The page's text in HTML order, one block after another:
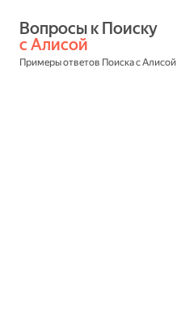
с Алисой
Примеры ответов Поиска с Алисой